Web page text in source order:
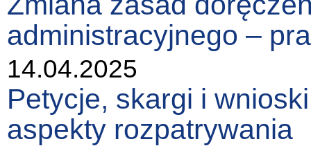
administracyjnego –
14.04.2025
Petycje, skargi i
aspekty rozpatrywania